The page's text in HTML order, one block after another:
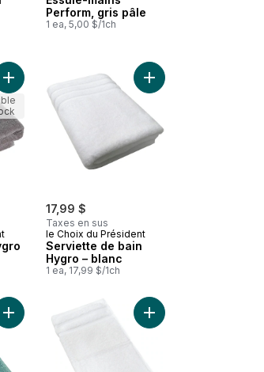
Perform, gris pâle
1 ea, 5,00 $/1ch
Bleu au panier
Ajouter Serviette Bain Hygro Gris au panier
17,99 $
Taxes en sus
le Choix du Président
Serviette de bain
Hygro – blanc
1 ea, 17,99 $/1ch
Ajouter Serviette de
panier
Ajouter Serviette pour le visage au panier
Ajouter Serviette